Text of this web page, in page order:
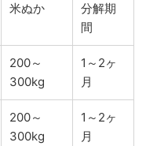
米ぬか
分解期
間
200～
300kg
1～2ヶ
月
200～
300kg
1～2ヶ
月